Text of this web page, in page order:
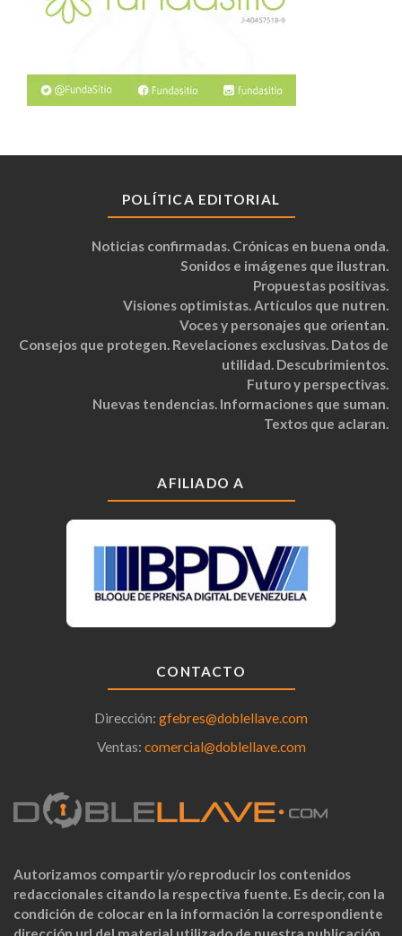
POLÍTICA EDITORIAL
Noticias confirmadas. Crónicas en buena onda.
Sonidos e imágenes que ilustran.
Propuestas positivas.
Visiones optimistas. Artículos que nutren.
Voces y personajes que orientan.
Consejos que protegen. Revelaciones exclusivas. Datos de
utilidad. Descubrimientos.
Futuro y perspectivas.
Nuevas tendencias. Informaciones que suman.
Textos que aclaran.
AFILIADO A
CONTACTO
Dirección: gfebres@doblellave.com
Ventas: comercial@doblellave.com
Autorizamos compartir y/o reproducir los contenidos
redaccionales citando la respectiva fuente. Es decir, con la
condición de colocar en la información la correspondiente